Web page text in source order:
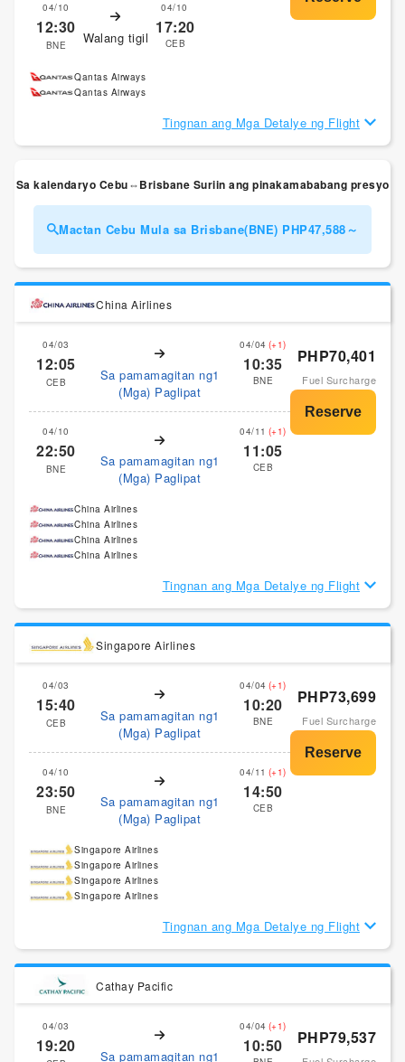
04/10
12:30
BNE Walang tigil
04/10
17:20
CEB
Qantas Airways
Qantas Airways
Tingnan ang Mga Detalye ng Flight
Sa kalendaryo Cebu⇔Brisbane Suriin ang pinakamababang presyo
Mactan Cebu Mula sa Brisbane(BNE) PHP47,588～
China Airlines
04/03
12:05
CEB
Sa pamamagitan ng1
(Mga) Paglipat
04/04 (+1)
10:35
BNE
04/10
22:50
BNE
Sa pamamagitan ng1
(Mga) Paglipat
04/11 (+1)
11:05
CEB
PHP70,401
Fuel Surcharge
China Airlines
China Airlines
China Airlines
China Airlines
Tingnan ang Mga Detalye ng Flight
Singapore Airlines
04/03
15:40
CEB
Sa pamamagitan ng1
(Mga) Paglipat
04/04 (+1)
10:20
BNE
04/10
23:50
BNE
Sa pamamagitan ng1
(Mga) Paglipat
04/11 (+1)
14:50
CEB
PHP73,699
Fuel Surcharge
Singapore Airlines
Singapore Airlines
Singapore Airlines
Singapore Airlines
Tingnan ang Mga Detalye ng Flight
Cathay Pacific
04/03
19:20
Sa pamamagitan ng1
04/04 (+1)
10:50 PHP79,537